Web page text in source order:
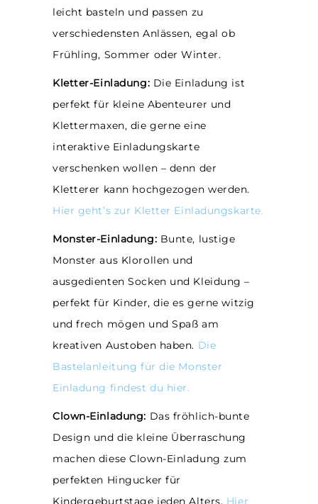
leicht basteln und passen zu
verschiedensten Anlässen, egal ob
Frühling, Sommer oder Winter.
Kletter-Einladung: Die Einladung ist
perfekt für kleine Abenteurer und
Klettermaxen, die gerne eine
interaktive Einladungskarte
verschenken wollen – denn der
Kletterer kann hochgezogen werden.
Hier geht’s zur Kletter Einladungskarte.
Monster-Einladung: Bunte, lustige
Monster aus Klorollen und
ausgedienten Socken und Kleidung –
perfekt für Kinder, die es gerne witzig
und frech mögen und Spaß am
kreativen Austoben haben. Die
Bastelanleitung für die Monster
Einladung findest du hier.
Clown-Einladung: Das fröhlich-bunte
Design und die kleine Überraschung
machen diese Clown-Einladung zum
perfekten Hingucker für
Kindergeburtstage jeden Alters. Hier